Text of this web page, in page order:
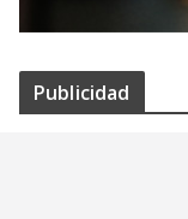
Publicidad